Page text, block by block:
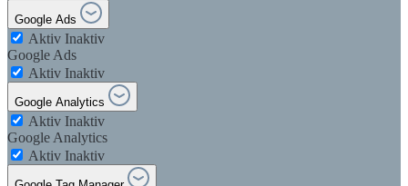
Google Ads
Aktiv Inaktiv
Google Ads
Aktiv Inaktiv
Google Analytics
Aktiv Inaktiv
Google Analytics
Aktiv Inaktiv